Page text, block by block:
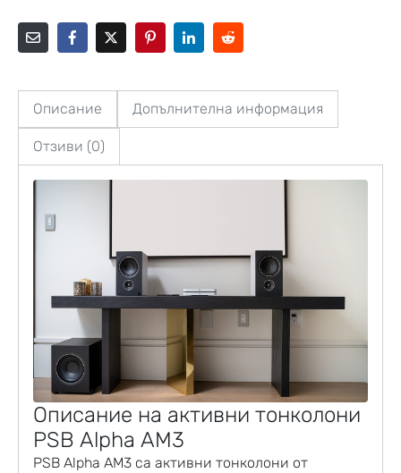
Описание Допълнителна информация
Отзиви (0)
Описание на активни тонколони
PSB Alpha AM3
PSB Alpha AM3 са активни тонколони от